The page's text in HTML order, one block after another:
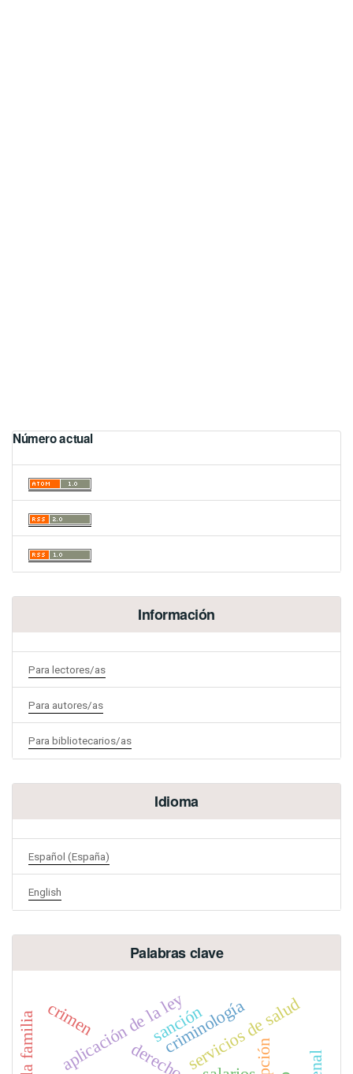
Número actual
Información
Para lectores/as
Para autores/as
Para bibliotecarios/as
Idioma
Español (España)
English
Palabras clave
aplicación de la leyservicios de salud
crimen criminología
sanción